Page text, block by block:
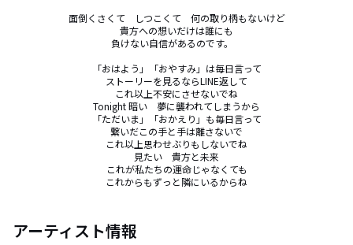
面倒くさくて　しつこくて　何の取り柄もないけど
貴方への想いだけは誰にも
負けない自信があるのです。
「おはよう」「おやすみ」は毎日言って
ストーリーを見るならLINE返して
これ以上不安にさせないでね
Tonight 暗い　夢に襲われてしまうから
「ただいま」「おかえり」も毎日言って
繋いだこの手と手は離さないで
これ以上思わせぶりもしないでね
見たい　貴方と未来
これが私たちの運命じゃなくても
これからもずっと隣にいるからね
アーティスト情報